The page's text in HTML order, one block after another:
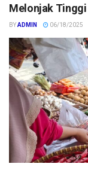
Melonjak Tinggi
BYADMIN 06/18/2025